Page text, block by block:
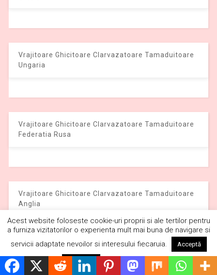
Vrajitoare Ghicitoare Clarvazatoare Tamaduitoare
Ungaria
Vrajitoare Ghicitoare Clarvazatoare Tamaduitoare
Federatia Rusa
Vrajitoare Ghicitoare Clarvazatoare Tamaduitoare
Anglia
Vrajitoare Ghicitoare Clarvazatoare Tamaduitoare
Olanda
Acest website foloseste cookie-uri proprii si ale tertilor pentru
a furniza vizitatorilor o experienta mult mai buna de navigare si
servicii adaptate nevoilor si interesului fiecaruia.
Acceptă
Respinge Citește mai mult